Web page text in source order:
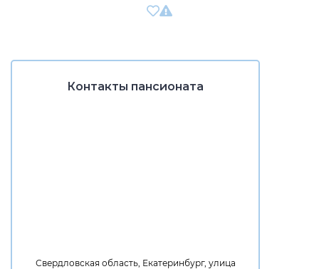
Контакты пансионата
Свердловская область, Екатеринбург, улица